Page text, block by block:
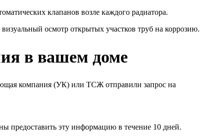
клапанов возле каждого радиатора.
осмотр открытых участков труб на коррозию.
в вашем доме
компания (УК) или ТСЖ отправили запрос на
предоставить эту информацию в течение 10 дней.